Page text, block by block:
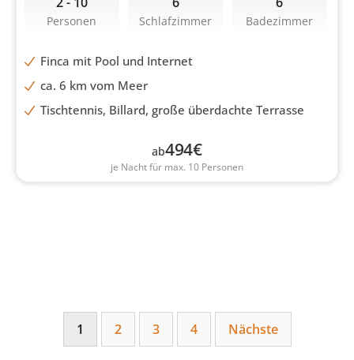
Personen Schlafzimmer Badezimmer
Finca mit Pool und Internet
ca. 6 km vom Meer
Tischtennis, Billard, große überdachte Terrasse
ab494€
je Nacht für max. 10 Personen
1 2 3 4 Nächste